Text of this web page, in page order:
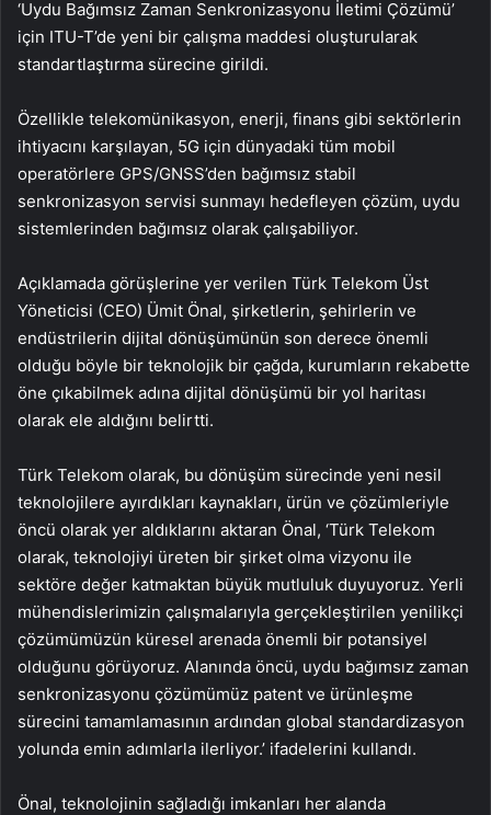
‘Uydu Bağımsız Zaman Senkronizasyonu İletimi Çözümü’
için ITU-T’de yeni bir çalışma maddesi oluşturularak
standartlaştırma sürecine girildi.
Özellikle telekomünikasyon, enerji, finans gibi sektörlerin
ihtiyacını karşılayan, 5G için dünyadaki tüm mobil
operatörlere GPS/GNSS’den bağımsız stabil
senkronizasyon servisi sunmayı hedefleyen çözüm, uydu
sistemlerinden bağımsız olarak çalışabiliyor.
Açıklamada görüşlerine yer verilen Türk Telekom Üst
Yöneticisi (CEO) Ümit Önal, şirketlerin, şehirlerin ve
endüstrilerin dijital dönüşümünün son derece önemli
olduğu böyle bir teknolojik bir çağda, kurumların rekabette
öne çıkabilmek adına dijital dönüşümü bir yol haritası
olarak ele aldığını belirtti.
Türk Telekom olarak, bu dönüşüm sürecinde yeni nesil
teknolojilere ayırdıkları kaynakları, ürün ve çözümleriyle
öncü olarak yer aldıklarını aktaran Önal, ‘Türk Telekom
olarak, teknolojiyi üreten bir şirket olma vizyonu ile
sektöre değer katmaktan büyük mutluluk duyuyoruz. Yerli
mühendislerimizin çalışmalarıyla gerçekleştirilen yenilikçi
çözümümüzün küresel arenada önemli bir potansiyel
olduğunu görüyoruz. Alanında öncü, uydu bağımsız zaman
senkronizasyonu çözümümüz patent ve ürünleşme
sürecini tamamlamasının ardından global standardizasyon
yolunda emin adımlarla ilerliyor.’ ifadelerini kullandı.
Önal, teknolojinin sağladığı imkanları her alanda